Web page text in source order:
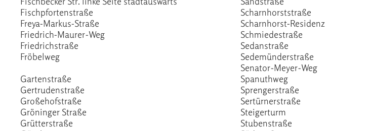
Fischpfortenstraße
Freya-Markus-Straße
Friedrich-Maurer-Weg
Friedrichstraße
Fröbelweg
Gartenstraße
Gertrudenstraße
Großehofstraße
Gröninger Straße
Grütterstraße
Scharnhorststraße
Scharnhorst-Residenz
Schmiedestraße
Sedanstraße
Sedemünderstraße
Senator-Meyer-Weg
Spanuthweg
Sprengerstraße
Sertürnerstraße
Steigerturm
Stubenstraße